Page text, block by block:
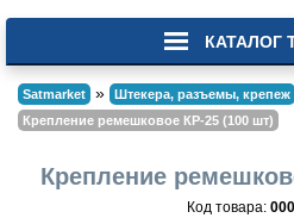
КАТАЛОГ
Satmarket » Штекера, разъемы, крепеж
Крепление ремешковое КР-25 (100 шт)
Крепление
Код товара: